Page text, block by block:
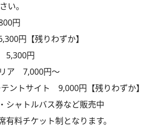
い。
円
円【残りわずか】
5,300円
ア 7,000円～
ントサイト 9,000円【残りわずか】
シャトルバス券など販売中
料チケット制となります。